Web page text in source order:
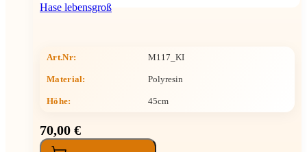
Hase lebensgroß
Art.Nr: M117_KI
Material: Polyresin
Höhe: 45cm
70,00 €